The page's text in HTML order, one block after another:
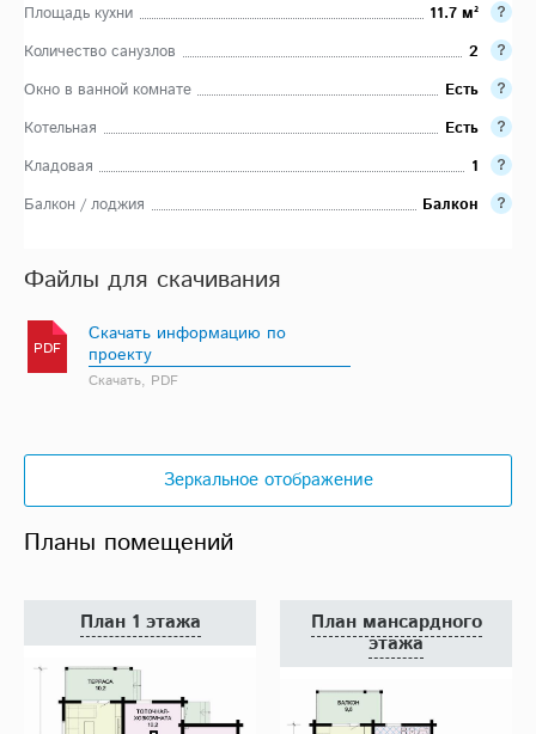
Площадь кухни
11.7 м²
Количество санузлов
2
Окно в ванной комнате
Есть
Котельная
Есть
Кладовая
1
Балкон / лоджия
Балкон
Файлы для скачивания
PDF
Скачать информацию по
проекту
Скачать, PDF
Планы помещений
Зеркальное отображение
План 1 этажа План мансардного
этажа